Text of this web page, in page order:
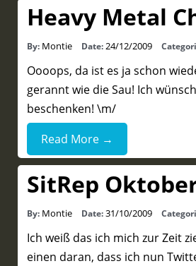
Heavy Metal
By: Montie Date:24/12/2009
Oooops, da ist es ja schon
gerannt wie die Sau! Ich
beschenken! \m/
Read More →
SitRep
By: Montie Date:31/10/2009
Ich weiß das ich mich zur Zeit
einen daran, dass ich nun